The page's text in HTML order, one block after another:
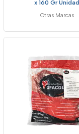
x 160 Gr Unidad
Otras Marcas